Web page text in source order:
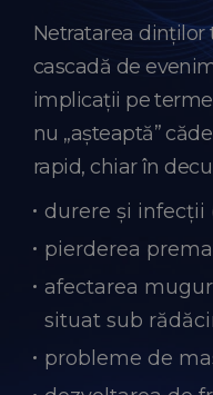
Netratarea dinților
cascadă de
implicații pe
nu „așteaptă”
rapid, chiar în
durere și infecții
pierderea
afectarea
situat sub
probleme de